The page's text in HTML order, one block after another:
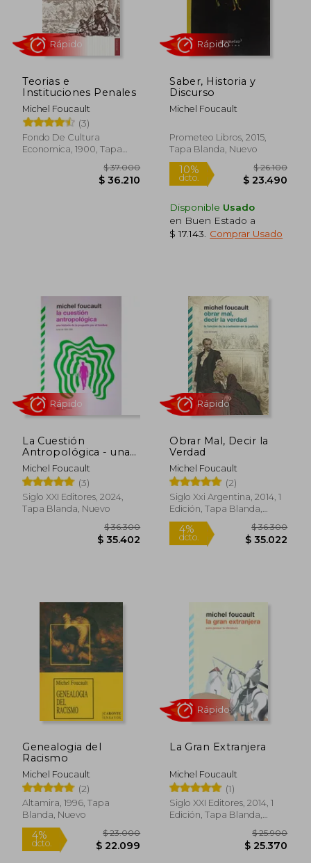
Rápido
4%
dcto. $
Rápido
Teorias e
Instituciones Penales
Michel Foucault
(3)
Fondo De Cultura
Economica, 1900, Tapa
Saber, Historia y
Discurso
Michel Foucault
Prometeo Libros, 2015,
Tapa Blanda, Nuevo
Disponible Usado
en Buen Estado a
$ 17.143
Comprar Usado
La Cuestión
Antropológica - una
Historia de la
Pregunta por el
Hombre
Michel Foucault
(3)
Siglo XXI Editores, 2024,
Tapa Blanda, Nuevo
Rápido
Obrar Mal, Decir la
Verdad
Michel Foucault
(2)
Siglo Xxi Argentina, 2014, 1
Edición, Tapa Blanda,
Nuevo
Rápido
Genealogia del
Racismo
Michel Foucault
(2)
Altamira, 1996, Tapa
Blanda, Nuevo
La Gran Extranjera
Michel Foucault
(1)
Siglo XXI Editores, 2014, 1
Edición, Tapa Blanda,